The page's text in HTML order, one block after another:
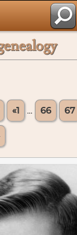
«1 ... 66 67